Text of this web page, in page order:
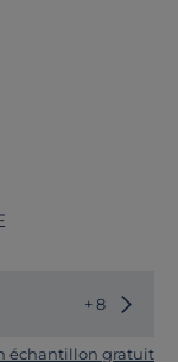
+ 8
échantillon gratuit